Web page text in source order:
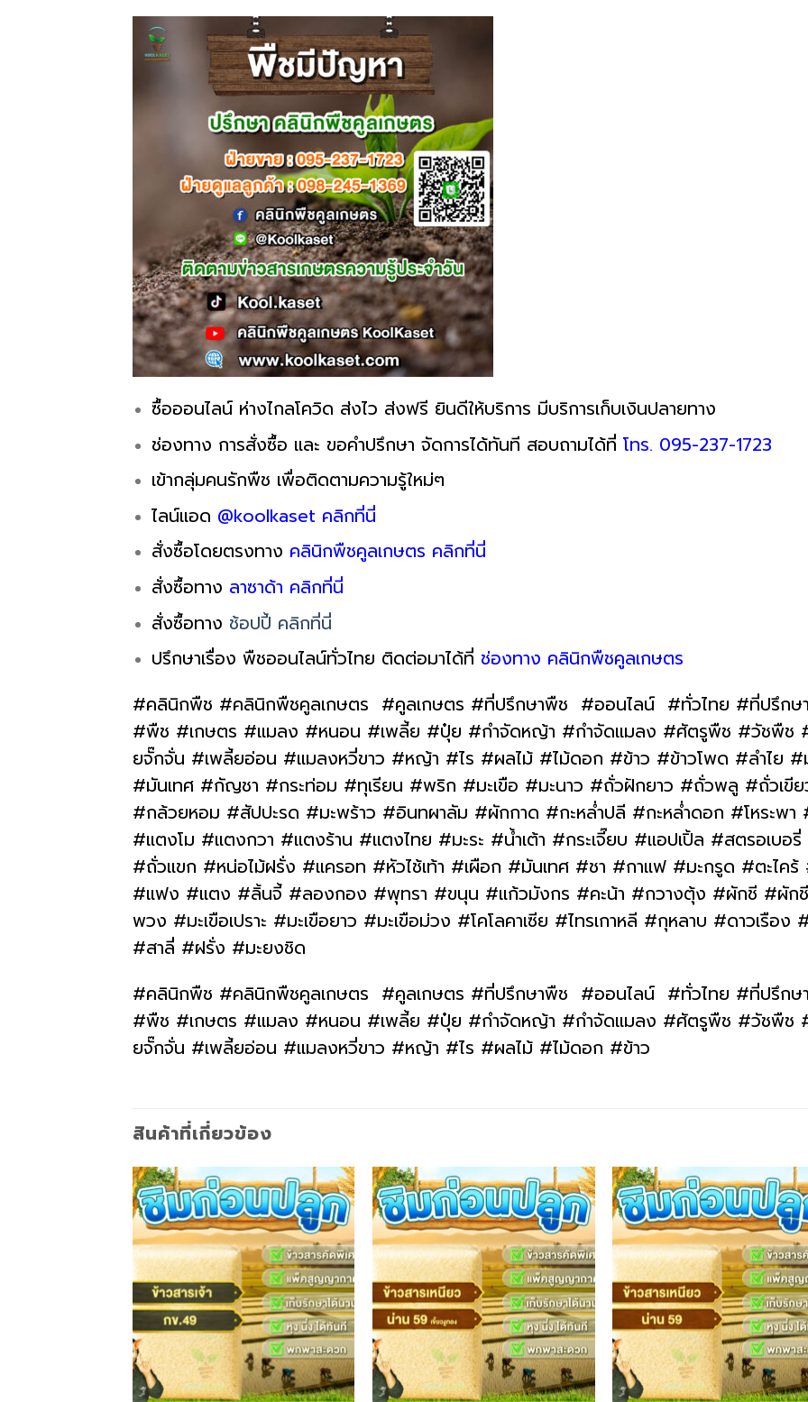
ซื้อออนไลน์ ห่างไกลโควิด ส่งไว ส่งฟรี ยินดีให้บริการ มีบริการเก็บเงินปลายทาง
ช่องทาง การสั่งซื้อ และ ขอคำปรึกษา จัดการได้ทันที สอบถามได้ที่ โทร. 095-237-1723
เข้ากลุ่มคนรักพืช เพื่อติดตามความรู้ใหม่ๆ
ไลน์แอด @koolkaset คลิกที่นี่
สั่งซื้อโดยตรงทาง คลินิกพืชคูลเกษตร คลิกที่นี่
สั่งซื้อทาง ลาซาด้า คลิกที่นี่
สั่งซื้อทาง ช้อปปี้ คลิกที่นี่
ปรึกษาเรื่อง พืชออนไลน์ทั่วไทย ติดต่อมาได้ที่ ช่องทาง คลินิกพืชคูลเกษตร
#คลินิกพืช #คลินิกพืชคูลเกษตร #คูลเกษตร #ที่ปรึกษาพืช #ออนไลน์ #ทั่วไทย #ที่ปรึกษ
#พืช #เกษตร #แมลง #หนอน #เพลี้ย #ปุ๋ย #กำจัดหญ้า #กำจัดแมลง #ศัตรูพืช #วัชพืช
ยจั๊กจั่น #เพลี้ยอ่อน #แมลงหวี่ขาว #หญ้า #ไร #ผลไม้ #ไม้ดอก #ข้าว #ข้าวโพด #ลำไย #
#มันเทศ #กัญชา #กระท่อม #ทุเรียน #พริก #มะเขือ #มะนาว #ถั่วฝักยาว #ถั่วพลู #ถั่วเขี
#กล้วยหอม #สัปปะรด #มะพร้าว #อินทผาลัม #ผักกาด #กะหล่ำปลี #กะหล่ำดอก #โหระพา
#แตงโม #แตงกวา #แตงร้าน #แตงไทย #มะระ #น้ำเต้า #กระเจี๊ยบ #แอปเปิ้ล #สตรอเบอ
#ถั่วแขก #หน่อไม้ฝรั่ง #แครอท #หัวไช้เท้า #เผือก #มันเทศ #ชา #กาแฟ #มะกรูด #ตะไค
#แฟง #แตง #ลิ้นจี้ #ลองกอง #พุทรา #ขนุน #แก้วมังกร #คะน้า #กวางตุ้ง #ผักชี #ผักชี
พวง #มะเขือเปราะ #มะเขือยาว #มะเขือม่วง #โคโลคาเซีย #ไทรเกาหลี #กุหลาบ #ดาวเรื
#สาลี่ #ฝรั่ง #มะยงชิด
#คลินิกพืช #คลินิกพืชคูลเกษตร #คูลเกษตร #ที่ปรึกษาพืช #ออนไลน์ #ทั่วไทย #ที่ปรึกษ
#พืช #เกษตร #แมลง #หนอน #เพลี้ย #ปุ๋ย #กำจัดหญ้า #กำจัดแมลง #ศัตรูพืช #วัชพืช
ยจั๊กจั่น #เพลี้ยอ่อน #แมลงหวี่ขาว #หญ้า #ไร #ผลไม้ #ไม้ดอก #ข้าว
สินค้าที่เกี่ยวข้อง